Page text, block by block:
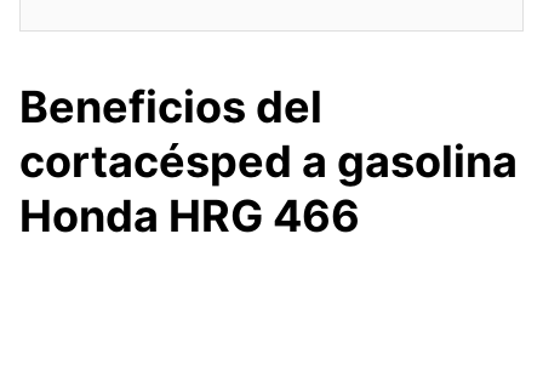
Beneficios del
cortacésped a gasolina
Honda HRG 466